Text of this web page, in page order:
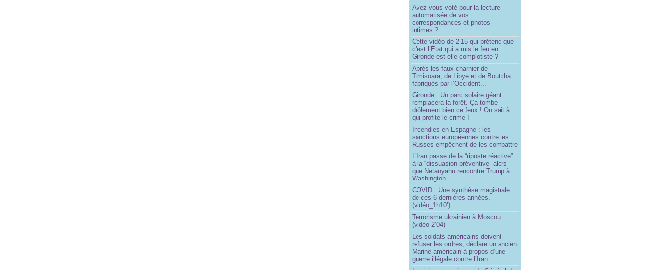
Avez-vous voté pour la lecture
automatisée de vos
correspondances et photos
intimes ?
Cette vidéo de 2’15 qui prétend que
c’est l’État qui a mis le feu en
Gironde est-elle complotiste ?
Après les faux charnier de
Timisoara, de Libye et de Boutcha
fabriqués par l’Occident...
Gironde : Un parc solaire géant
remplacera la forêt. Ça tombe
drôlement bien ce feux ! On sait à
qui profite le crime !
Incendies en Espagne : les
sanctions européennes contre les
Russes empêchent de les combattre
L’Iran passe de la “riposte réactive”
à la “dissuasion préventive” alors
que Netanyahu rencontre Trump à
Washington
COVID : Une synthèse magistrale
de ces 6 dernières années.
(vidéo_1h10’)
Terrorisme ukrainien à Moscou
(vidéo 2’04)
Les soldats américains doivent
refuser les ordres, déclare un ancien
Marine américain à propos d’une
guerre illégale contre l’Iran